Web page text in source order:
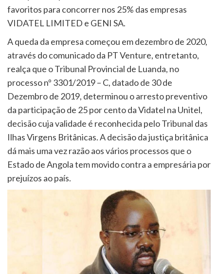
favoritos para concorrer nos 25% das empresas
VIDATEL LIMITED e GENI SA.
A queda da empresa começou em dezembro de 2020,
através do comunicado da PT Venture, entretanto,
realça que o Tribunal Provincial de Luanda, no
processo nº 3301/2019 – C, datado de 30 de
Dezembro de 2019, determinou o arresto preventivo
da participação de 25 por cento da Vidatel na Unitel,
decisão cuja validade é reconhecida pelo Tribunal das
Ilhas Virgens Britânicas. A decisão da justiça britânica
dá mais uma vez razão aos vários processos que o
Estado de Angola tem movido contra a empresária por
prejuízos ao país.